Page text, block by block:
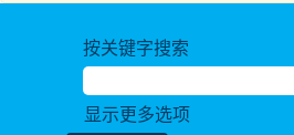
按关键字搜索
显示更多选项